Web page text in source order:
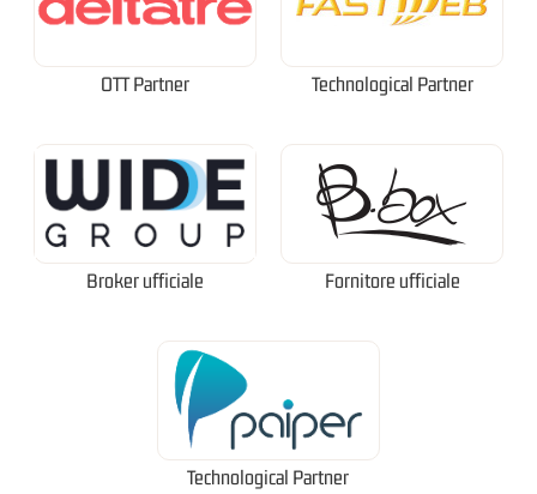
OTT Partner Technological Partner
Broker ufficiale Fornitore ufficiale
Technological Partner